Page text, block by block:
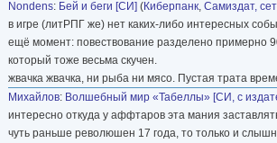
Nondens: Бей и беги [СИ] (Киберпанк, Самиздат,
в игре (литРПГ же) нет каких-либо интересных
ещё момент: повествование разделено примерно
который тоже весьма скучен.
жвачка жвачка, ни рыба ни мясо. Пустая трата
Михайлов: Волшебный мир «Табеллы» [СИ, с
интересно откуда у аффтаров эта мания
чуть раньше революшен 17 года, то только и